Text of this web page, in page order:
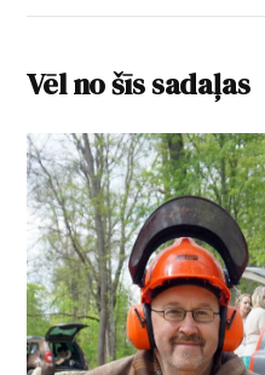
Vēl no šīs sadaļas